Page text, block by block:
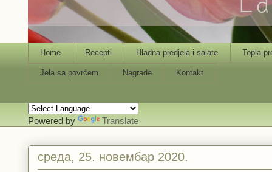
Home Recepti Hladna predjela i salate Topla
Jela sa povrćem Nagrade Kontakt
Powered by Translate
среда, 25. новембар 2020.